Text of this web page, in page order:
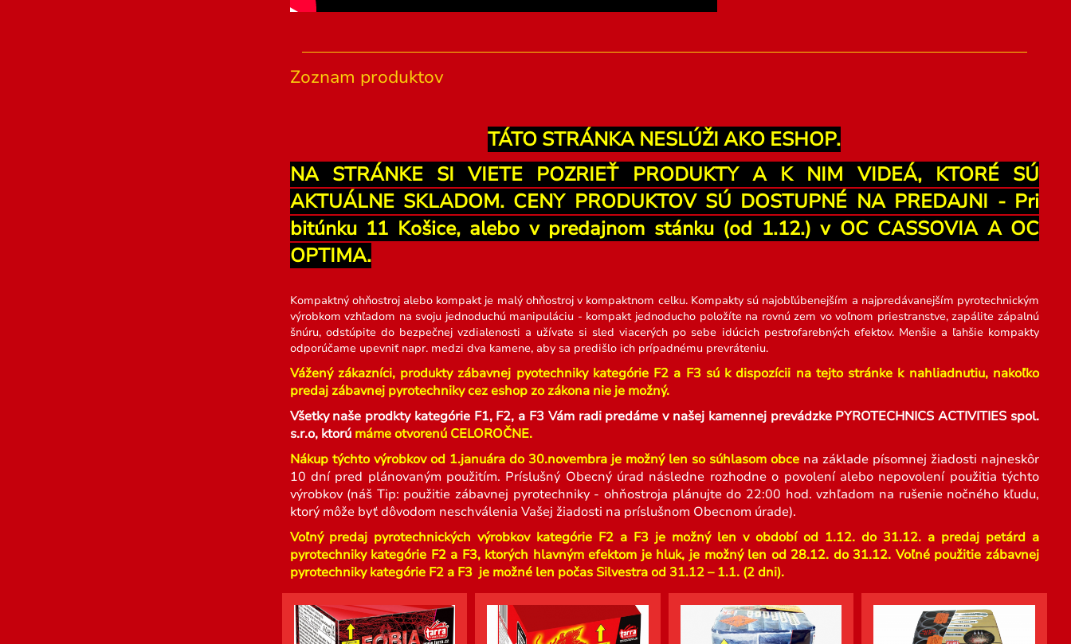
Zoznam produktov
TÁTO STRÁNKA NESLÚŽI AKO ESHOP.
NA STRÁNKE SI VIETE POZRIEŤ PRODUKTY A K NIM VIDEÁ, KTORÉ SÚ
AKTUÁLNE SKLADOM. CENY PRODUKTOV SÚ DOSTUPNÉ NA PREDAJNI - Pri
bitúnku 11 Košice, alebo v predajnom stánku (od 1.12.) v OC CASSOVIA A OC
OPTIMA.
Kompaktný ohňostroj alebo kompakt je malý ohňostroj v kompaktnom celku. Kompakty sú najobľúbenejším a najpredávanejším pyrotechnickým
výrobkom vzhľadom na svoju jednoduchú manipuláciu - kompakt jednoducho položíte na rovnú zem vo voľnom priestranstve, zapálite zápalnú
šnúru, odstúpite do bezpečnej vzdialenosti a užívate si sled viacerých po sebe idúcich pestrofarebných efektov. Menšie a ľahšie kompakty
odporúčame upevniť napr. medzi dva kamene, aby sa predišlo ich prípadnému prevráteniu.
Vážený zákazníci, produkty zábavnej pyotechniky kategórie F2 a F3 sú k dispozícii na tejto stránke k nahliadnutiu, nakoľko
predaj zábavnej pyrotechniky cez eshop zo zákona nie je možný.
Všetky naše prodkty kategórie F1, F2, a F3 Vám radi predáme v našej kamennej prevádzke PYROTECHNICS ACTIVITIES spol.
s.r.o, ktorú máme otvorenú CELOROČNE.
Nákup týchto výrobkov od 1.januára do 30.novembra je možný len so súhlasom obce na základe písomnej žiadosti najneskôr
10 dní pred plánovaným použitím. Príslušný Obecný úrad následne rozhodne o povolení alebo nepovolení použitia týchto
výrobkov (náš Tip: použitie zábavnej pyrotechniky - ohňostroja plánujte do 22:00 hod. vzhľadom na rušenie nočného kľudu,
ktorý môže byť dôvodom neschválenia Vašej žiadosti na príslušnom Obecnom úrade).
Voľný predaj pyrotechnických výrobkov kategórie F2 a F3 je možný len v období od 1.12. do 31.12. a predaj petárd a
pyrotechniky kategórie F2 a F3, ktorých hlavným efektom je hluk, je možný len od 28.12. do 31.12. Voľné použitie zábavnej
pyrotechniky kategórie F2 a F3 je možné len počas Silvestra od 31.12 – 1.1. (2 dni).